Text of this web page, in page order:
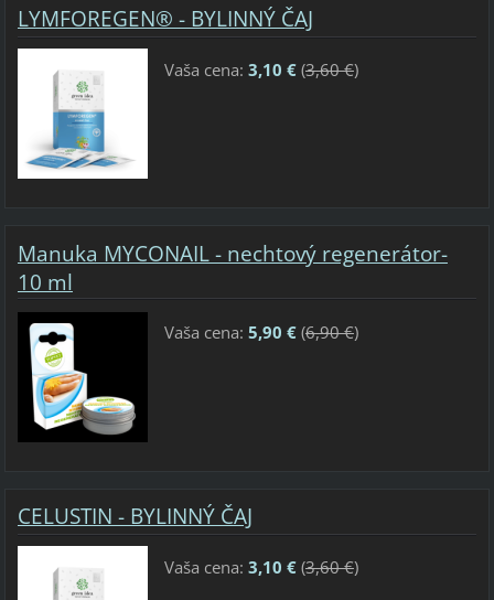
LYMFOREGEN® - BYLINNÝ ČAJ
Vaša cena: 3,10 €(3,60 €)
Manuka MYCONAIL - nechtový regenerátor-
10 ml
Vaša cena: 5,90 €(6,90 €)
CELUSTIN - BYLINNÝ ČAJ
Vaša cena: 3,10 €(3,60 €)